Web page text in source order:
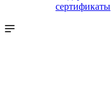
сертификаты